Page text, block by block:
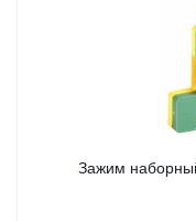
Зажим